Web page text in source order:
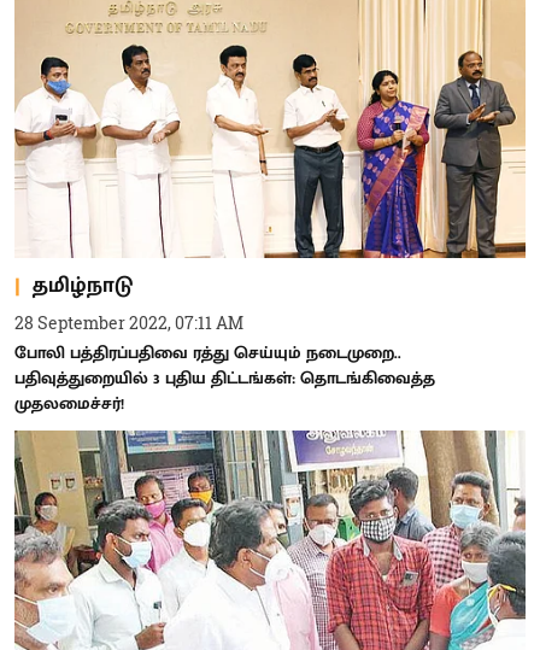
தமிழ்நாடு
28 September 2022, 07:11 AM
போலி பத்திரப்பதிவை ரத்து செய்யும் நடைமுறை..
பதிவுத்துறையில் 3 புதிய திட்டங்கள்: தொடங்கிவைத்த
முதலமைச்சர்!